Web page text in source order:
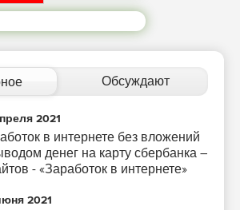
Обсуждают
2021
в интернете без вложений
денег на карту сбербанка –
- «Заработок в интернете»
2021